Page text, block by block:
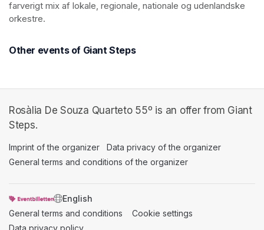
farverigt mix af lokale, regionale, nationale og udenlandske
orkestre.
Other events of Giant Steps
Rosàlia De Souza Quarteto 55º is an offer from Giant
Steps.
Imprint of the organizer (opens in a new tab)
Data privacy of the organizer
General terms and conditions of the organizer
SWITCH LANGUAGE
General terms and conditions (opens in a new tab)
Cookie settings